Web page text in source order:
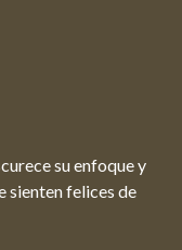
su enfoque y
sienten felices de